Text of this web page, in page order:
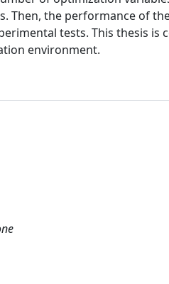
Then, the performance of
tests. This thesis
environment.